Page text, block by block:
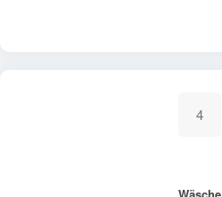
4
Wäsche